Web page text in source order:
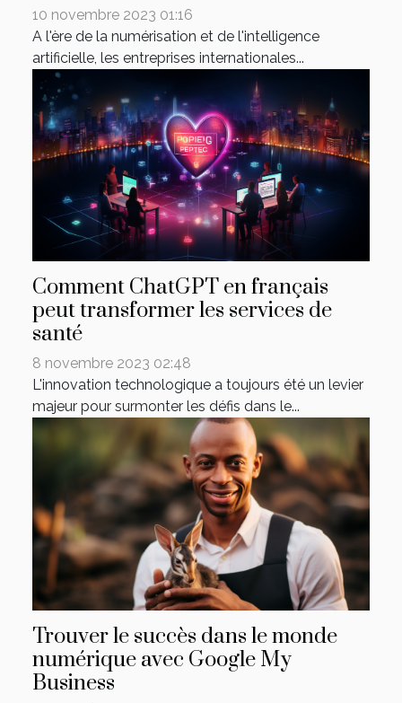
10 novembre 2023 01:16
A l'ère de la numérisation et de l'intelligence
artificielle, les entreprises internationales...
Comment ChatGPT en français
peut transformer les services de
santé
8 novembre 2023 02:48
L'innovation technologique a toujours été un levier
majeur pour surmonter les défis dans le...
Trouver le succès dans le monde
numérique avec Google My
Business